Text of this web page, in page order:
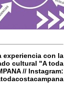
experiencia con la
cultural "A toda
// Instagram: